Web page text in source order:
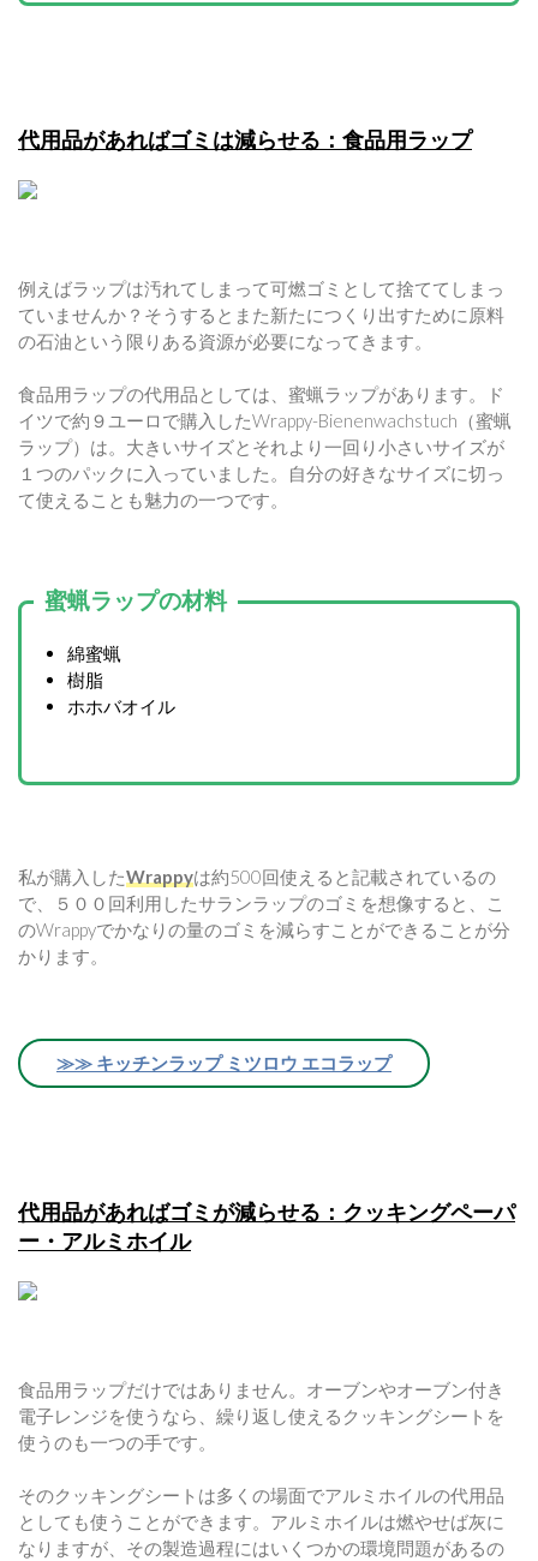
代用品があればゴミは減らせる：食品用ラップ
例えばラップは汚れてしまって可燃ゴミとして捨ててしまっ
ていませんか？そうするとまた新たにつくり出すために原料
の石油という限りある資源が必要になってきます。
食品用ラップの代用品としては、蜜蝋ラップがあります。ド
イツで約９ユーロで購入したWrappy-Bienenwachstuch（蜜蝋
ラップ）は。大きいサイズとそれより一回り小さいサイズが
１つのパックに入っていました。自分の好きなサイズに切っ
て使えることも魅力の一つです。
蜜蝋ラップの材料
綿蜜蝋
樹脂
ホホバオイル
私が購入したWrappyは約500回使えると記載されているの
で、５００回利用したサランラップのゴミを想像すると、こ
のWrappyでかなりの量のゴミを減らすことができることが分
かります。
≫≫ キッチンラップ ミツロウ エコラップ
代用品があればゴミが減らせる：クッキングペーパ
ー・アルミホイル
食品用ラップだけではありません。オーブンやオーブン付き
電子レンジを使うなら、繰り返し使えるクッキングシートを
使うのも一つの手です。
そのクッキングシートは多くの場面でアルミホイルの代用品
としても使うことができます。アルミホイルは燃やせば灰に
なりますが、その製造過程にはいくつかの環境問題があるの